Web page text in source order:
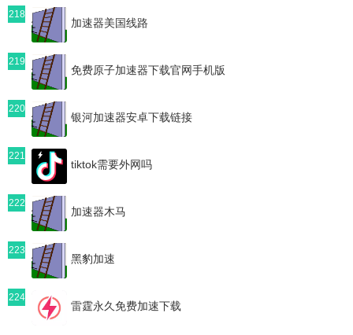
218
加速器美国线路
219
免费原子加速器下载官网手机版
220
银河加速器安卓下载链接
221
tiktok需要外网吗
222
加速器木马
223
黑豹加速
224
雷霆永久免费加速下载